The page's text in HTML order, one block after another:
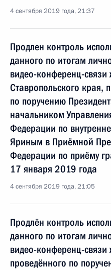
4 сентября 2019 года, 21:37
Продлен контроль
данного по итогам
видео-конференц-связи
Ставропольского края,
по поручению
начальником
Федерации по
Яриным в Приёмной
Федерации по приёму
17 января 2019 года
4 сентября 2019 года, 21:05
Продлён контроль
данного по итогам
видео-конференц-
проведённого по